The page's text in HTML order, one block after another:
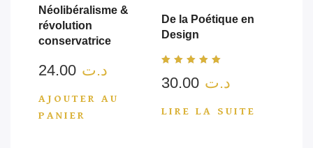
Néolibéralisme &
révolution
conservatrice
د.ت
AJOUTER AU
PANIER
De la Poétique en
Design
5.00
sur 5
د.ت 30.00
LIRE LA SUITE